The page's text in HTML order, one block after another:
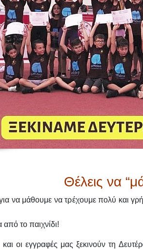
Θέλεις να
να μάθουμε να τρέχουμε πολύ και
το παιχνίδι!
οι εγγραφές μας ξεκινούν τη